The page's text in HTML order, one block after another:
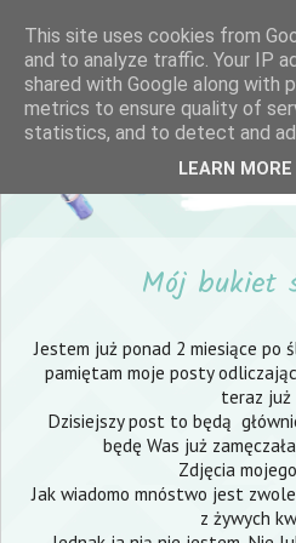
Mój bukiet
Jestem już ponad 2 miesiące po
pamiętam moje posty
teraz już
Dzisiejszy post to będą
będę Was już
Zdjęcia
Jak wiadomo mnóstwo jest
z żywych
This site uses cookies from
and to analyze traffic. Your IP
shared with Google along with
metrics to ensure quality of
statistics, and to detect and
LEARN MORE